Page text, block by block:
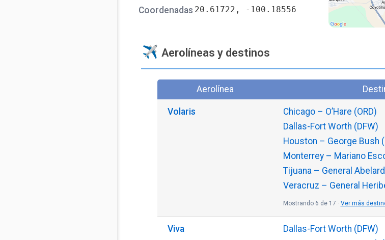
Coordenadas 20.61722, -100.18556
Aerolíneas y destinos
Aerolínea
Volaris
Chicago – O’Hare (ORD)
Dallas-Fort Worth (DFW)
Houston – George Bush
Monterrey – Mariano
Tijuana – General
Veracruz – General
Mostrando 6 de 17 · Ver más
Viva
Dallas-Fort Worth (DFW)